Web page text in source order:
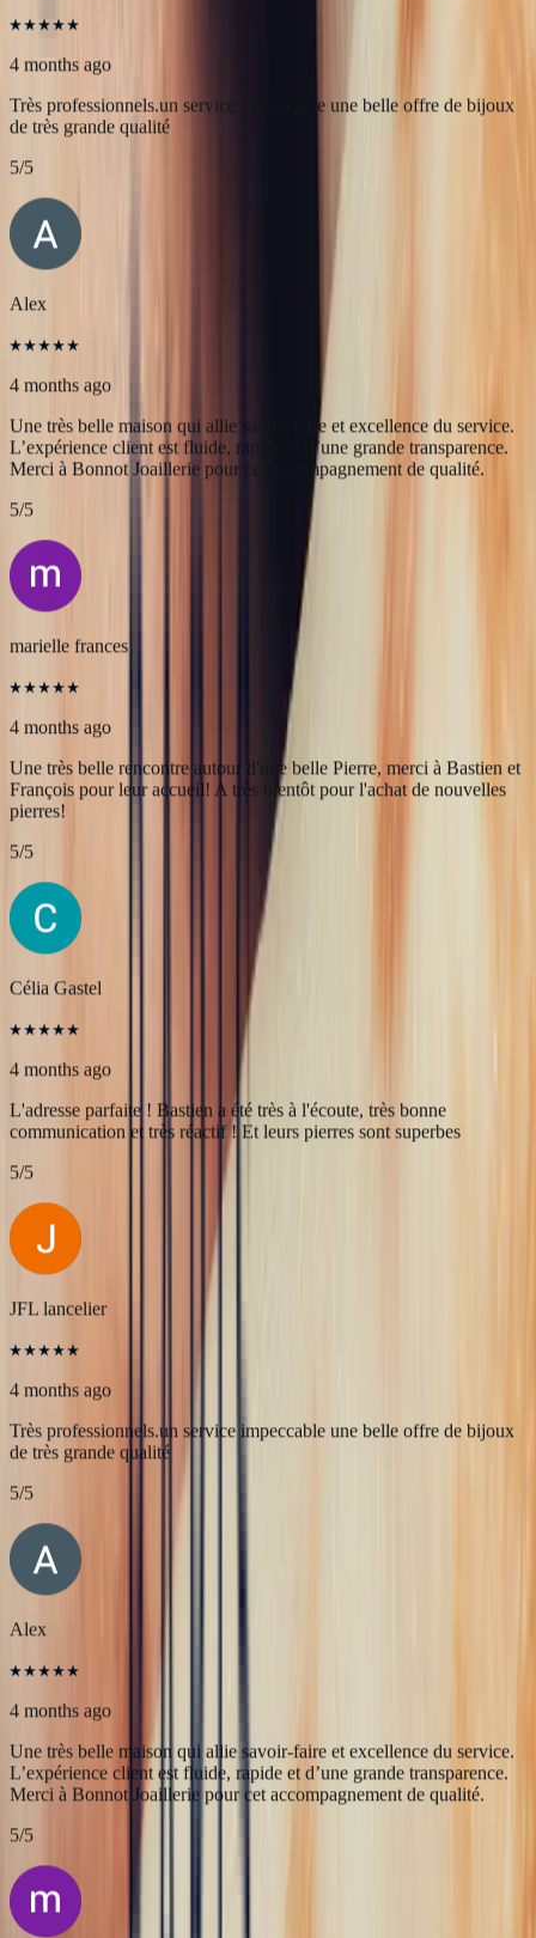
JFL lancelier
4 months ago
Très professionnels.un service impeccable une belle offre de bijoux
de très grande qualité
5/5
Alex
Une très belle maison qui allie savoir-faire et excellence du service.
L’expérience client est fluide, rapide et d’une grande transparence.
Merci à Bonnot Joaillerie pour cet accompagnement de qualité.
5/5
marielle frances
Une très belle rencontre autour d'une belle Pierre, merci à Bastien et
François pour leur accueil! A très bientôt pour l'achat de nouvelles
pierres!
5/5
Célia Gastel
4 months ago
L'adresse parfaite ! Bastien a été très à l'écoute, très bonne
communication et très réactif ! Et leurs pierres sont superbes
5/5
JFL lancelier
4 months ago
Très professionnels.un service impeccable une belle offre de bijoux
de très grande qualité
5/5
Alex
Une très belle maison qui allie savoir-faire et excellence du service.
L’expérience client est fluide, rapide et d’une grande transparence.